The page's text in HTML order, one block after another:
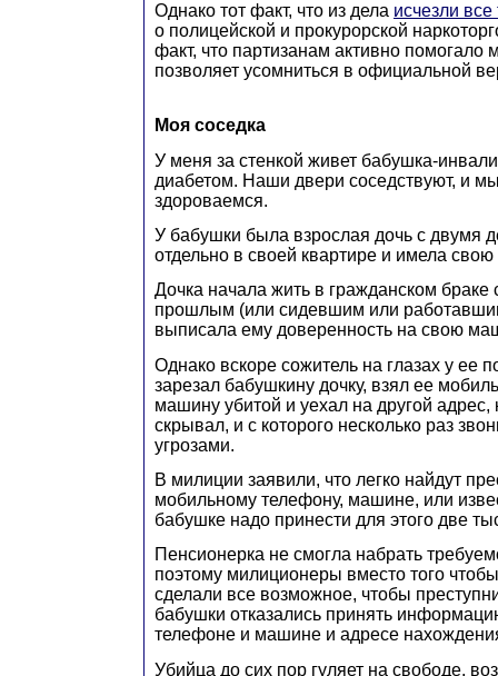
Однако тот факт, что из дела исчезли все
о полицейской и прокурорской
факт, что партизанам активно помогало
позволяет усомниться в официальной
Моя соседка
У меня за стенкой живет бабушка-
диабетом. Наши двери соседствуют, и
здороваемся.
У бабушки была взрослая дочь с двумя
отдельно в своей квартире и имела
Дочка начала жить в гражданском
прошлым (или сидевшим или
выписала ему доверенность на свою
Однако вскоре сожитель на глазах у ее
зарезал бабушкину дочку, взял ее
машину убитой и уехал на другой адрес,
скрывал, и с которого несколько раз
угрозами.
В милиции заявили, что легко найдут
мобильному телефону, машине, или
бабушке надо принести для этого две
Пенсионерка не смогла набрать
поэтому милиционеры вместо того
сделали все возможное, чтобы
бабушки отказались принять
телефоне и машине и адресе
Убийца до сих пор гуляет на свободе,